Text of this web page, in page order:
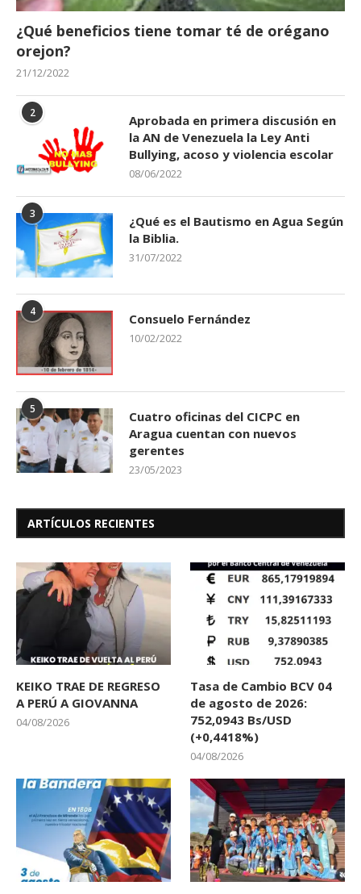
¿Qué beneficios tiene tomar té de orégano
orejon?
21/12/2022
2
Aprobada en primera discusión en
la AN de Venezuela la Ley Anti
Bullying, acoso y violencia escolar
08/06/2022
3
¿Qué es el Bautismo en Agua Según
la Biblia.
31/07/2022
4 Consuelo Fernández
10/02/2022
5
Cuatro oficinas del CICPC en
Aragua cuentan con nuevos
gerentes
23/05/2023
ARTÍCULOS RECIENTES
KEIKO TRAE DE REGRESO
A PERÚ A GIOVANNA
04/08/2026
Tasa de Cambio BCV 04
de agosto de 2026:
752,0943 Bs/USD
(+0,4418%)
04/08/2026